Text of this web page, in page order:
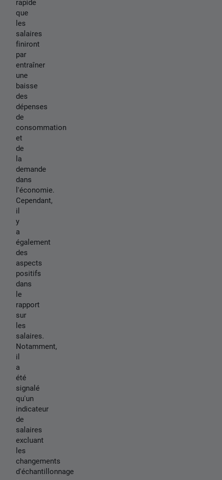
rapide
que
les
salaires
finiront
par
entraîner
une
baisse
des
dépenses
de
consommation
et
de
la
demande
dans
l'économie.
Cependant,
il
y
a
également
des
aspects
positifs
dans
le
rapport
sur
les
salaires.
Notamment,
il
a
été
signalé
qu'un
indicateur
de
salaires
excluant
les
changements
d'échantillonnage